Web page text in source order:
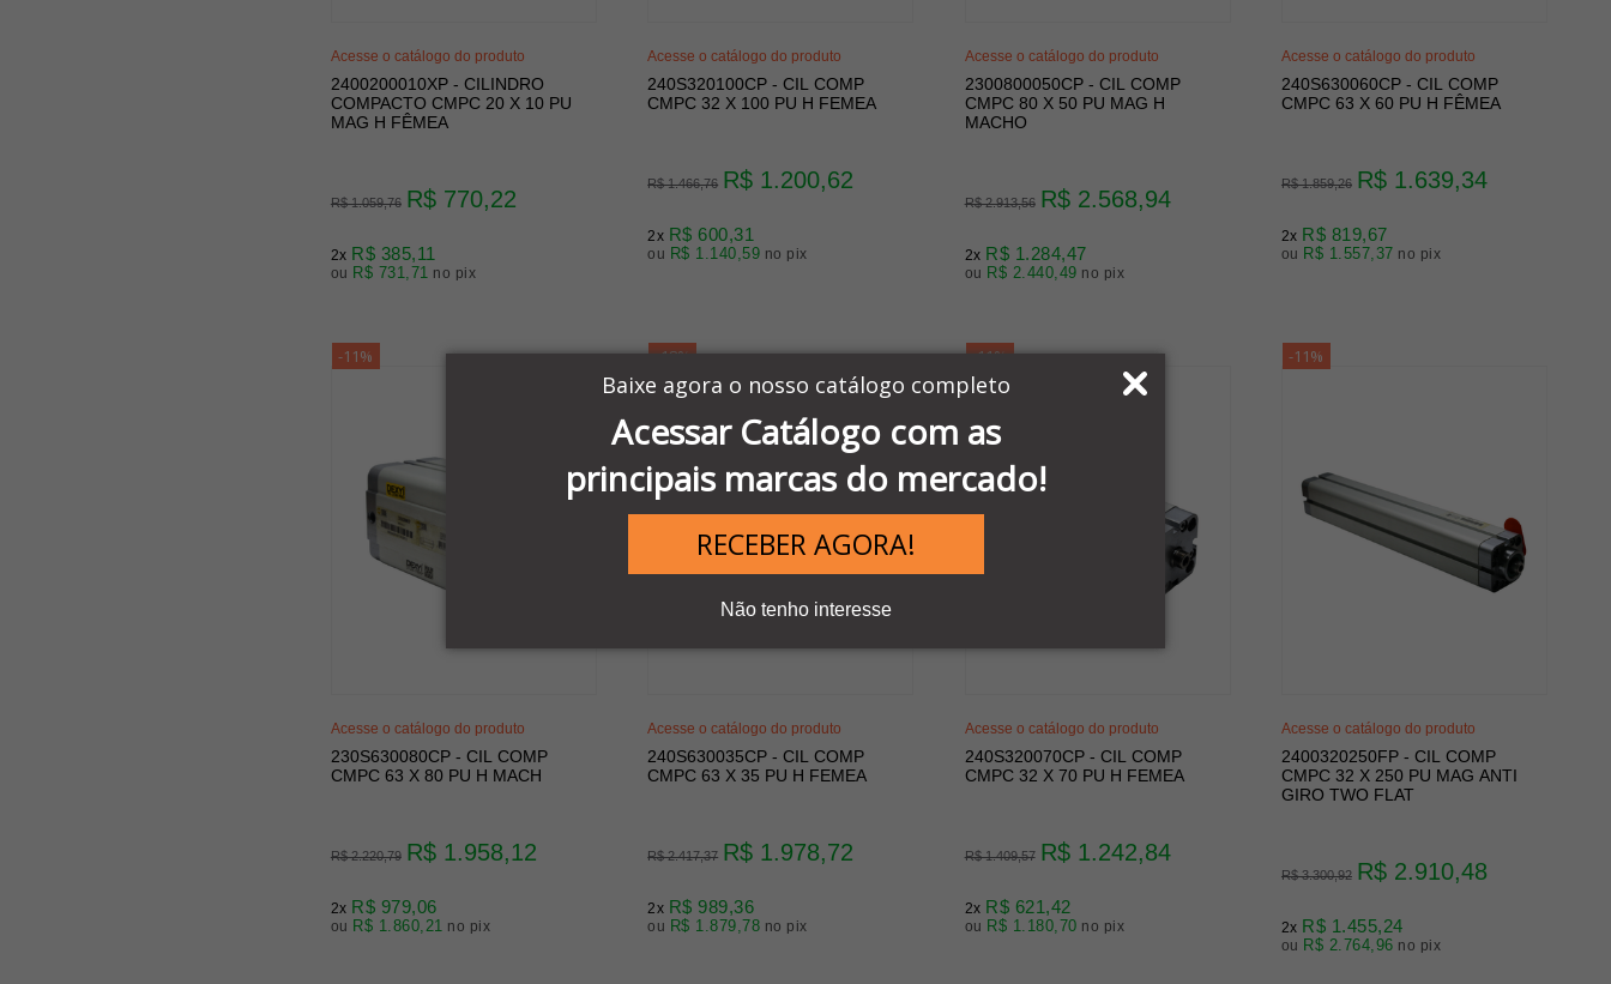
Baixe agora o nosso catálogo completo
Acessar Catálogo com as
principais marcas do mercado!
RECEBER AGORA!
Não tenho interesse
Acesse o catálogo do produto
2400200010XP - CILINDRO
COMPACTO CMPC 20 X 10 PU
MAG H FÊMEA
R$ 1.059,76 R$ 770,22
2x R$ 385,11
ou R$ 731,71 no pix
Acesse o catálogo do produto
240S320100CP - CIL COMP
CMPC 32 X 100 PU H FEMEA
R$ 1.466,76 R$ 1.200,62
2x R$ 600,31
ou R$ 1.140,59 no pix
Acesse o catálogo do produto
2300800050CP - CIL COMP
CMPC 80 X 50 PU MAG H
MACHO
R$ 2.913,56 R$ 2.568,94
2x R$ 1.284,47
ou R$ 2.440,49 no pix
Acesse o catálogo do produto
240S630060CP - CIL COMP
CMPC 63 X 60 PU H FÊMEA
R$ 1.859,26 R$ 1.639,34
2x R$ 819,67
ou R$ 1.557,37 no pix
-11%
Acesse o catálogo do produto
230S630080CP - CIL COMP
CMPC 63 X 80 PU H MACH
R$ 2.220,79 R$ 1.958,12
2x R$ 979,06
ou R$ 1.860,21 no pix
-18%
Acesse o catálogo do produto
240S630035CP - CIL COMP
CMPC 63 X 35 PU H FEMEA
R$ 2.417,37 R$ 1.978,72
2x R$ 989,36
ou R$ 1.879,78 no pix
-11%
Acesse o catálogo do produto
240S320070CP - CIL COMP
CMPC 32 X 70 PU H FEMEA
R$ 1.409,57 R$ 1.242,84
2x R$ 621,42
ou R$ 1.180,70 no pix
-11%
Acesse o catálogo do produto
2400320250FP - CIL COMP
CMPC 32 X 250 PU MAG ANTI
GIRO TWO FLAT
R$ 3.300,92 R$ 2.910,48
2x R$ 1.455,24
ou R$ 2.764,96 no pix